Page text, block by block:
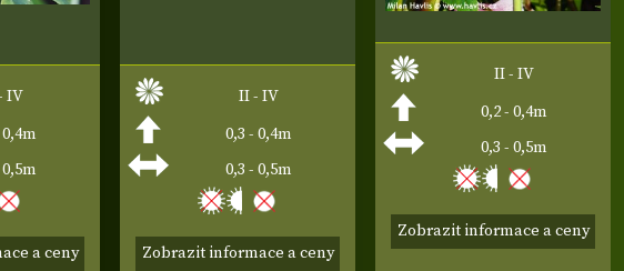
IV
a ceny
II - IV
0,3 - 0,4m
0,3 - 0,5m
Zobrazit informace a ceny
II - IV
0,2 - 0,4m
0,3 - 0,5m
Zobrazit informace a ceny